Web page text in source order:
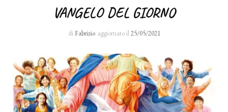
VANGELO DEL GIORNO
di Fabrizio aggiornato il25/05/2021